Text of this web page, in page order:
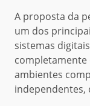
A proposta da
um dos
sistemas
completamente
ambientes
independentes,